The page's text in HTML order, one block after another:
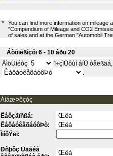
*
You can find more information on mileage
"Compendium of Mileage and CO2
of sales and at the German "Automobil
Áõôïêßíçôï 6 - 10 áðü 20
ÅìöÜíéóç
ï÷çìÜôùí áíÜ
.
ÁíáæÞôçóç
Êáôçãïñßá:
ÊáôáóêåõáóôÞò:
ÌïíôÝëï:
Ðñþôç Üäåéá